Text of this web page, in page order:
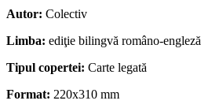
Autor: Colectiv
Limba: ediţie bilingvă româno-engleză
Tipul copertei: Carte legată
Format: 220x310 mm